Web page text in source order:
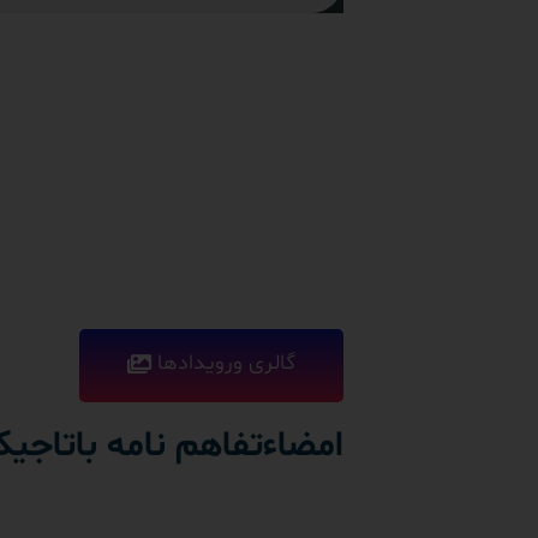
گالری ورویدادها
امضاءتفاهم نامه